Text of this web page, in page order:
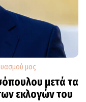
μας
μετά τα
εκλογών του